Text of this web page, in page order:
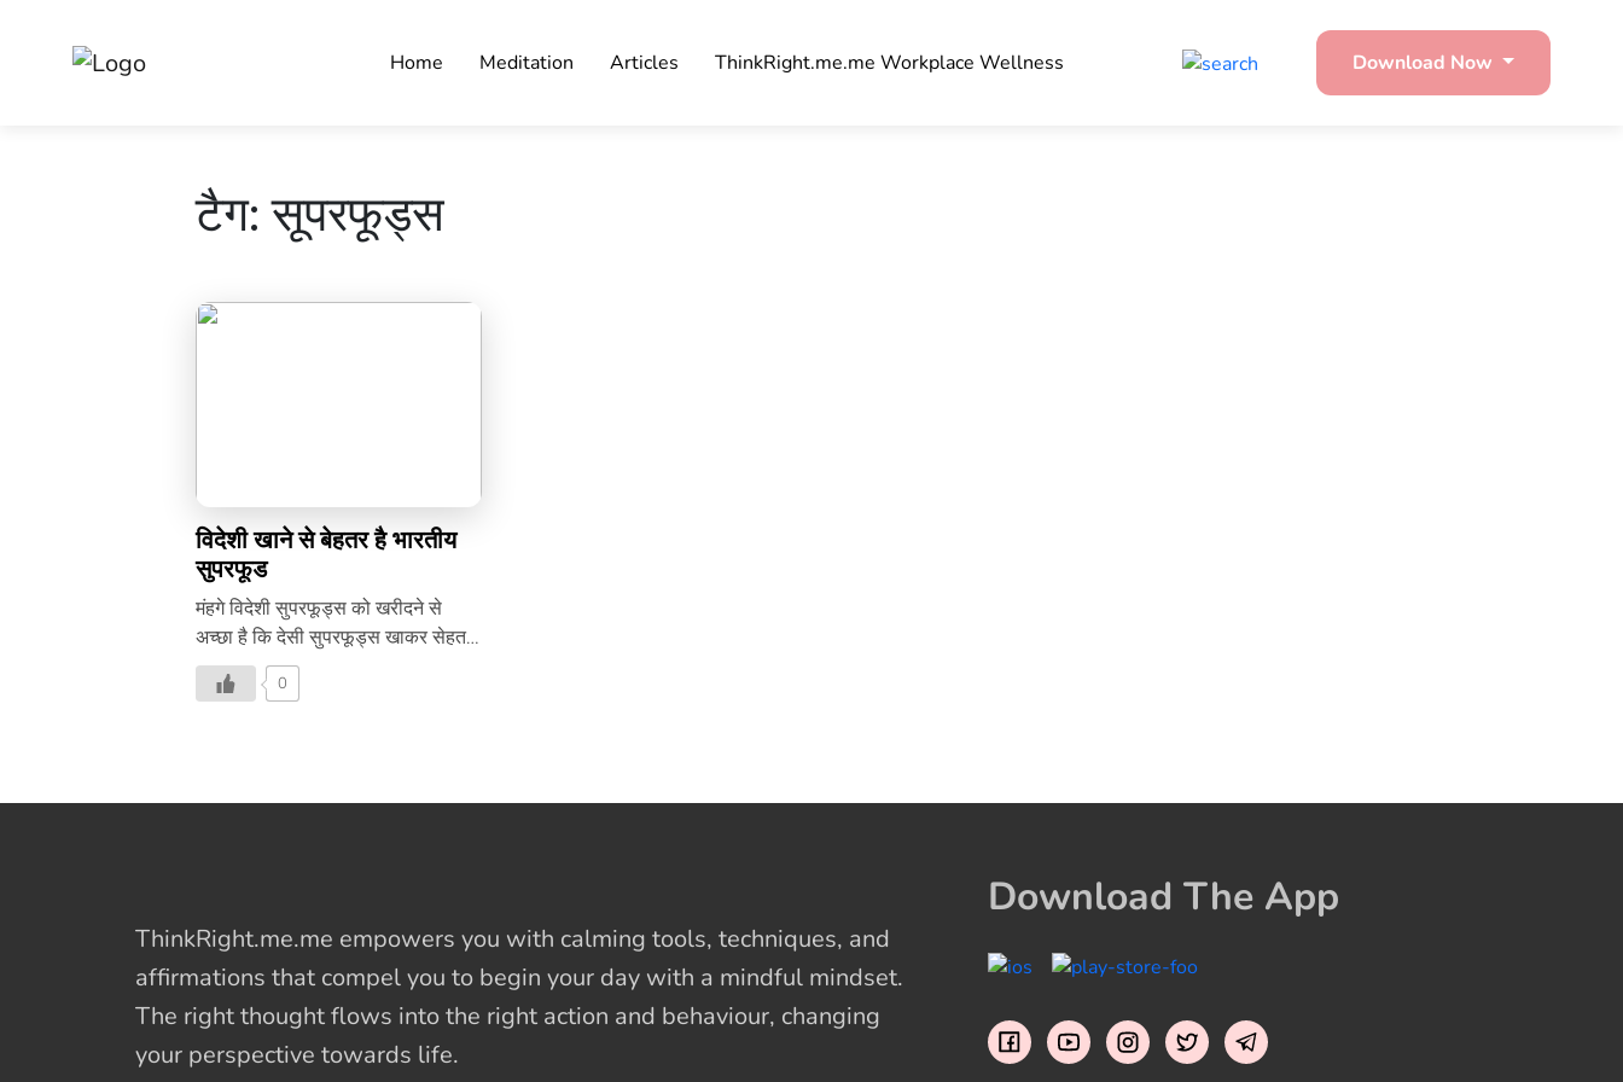
Home Meditation Articles ThinkRight.me.me Workplace Wellness Download Now
टैग:सूपरफूड्स
विदेशी खाने से बेहतर है भारतीय
सुपरफूड
मंहगे विदेशी सुपरफूड्स को खरीदने से
अच्छा है कि देसी सुपरफूड्स खाकर सेहत
बनाई जाएं। क्या है ये देसी सुपरफूड्स,
जानने के लिये पढ़िये यह दिलचस्प लेख-
0
ThinkRight.me.me empowers you with calming tools, techniques, and
affirmations that compel you to begin your day with a mindful mindset.
The right thought flows into the right action and behaviour, changing
your perspective towards life.
Download The App